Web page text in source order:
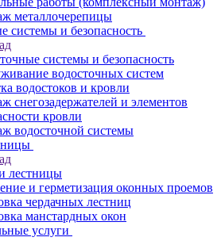
металлочерепицы
системы и безопасность
системы и безопасность
водосточных систем
водостоков и кровли
снегозадержателей и элементов
кровли
водосточной системы
лестницы
и герметизация оконных проемов
чердачных лестниц
манстардных окон
услуги